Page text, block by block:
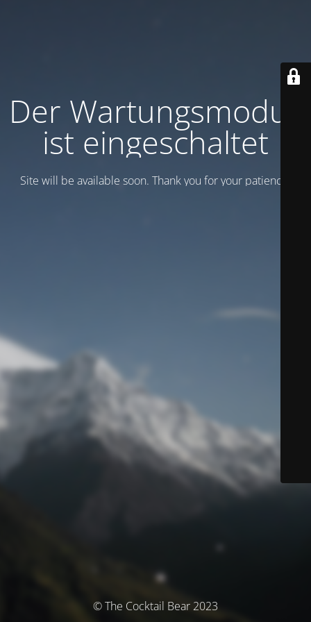
Der Wartungsmodus
ist eingeschaltet
Site will be available soon. Thank you for your patience!
© The Cocktail Bear 2023